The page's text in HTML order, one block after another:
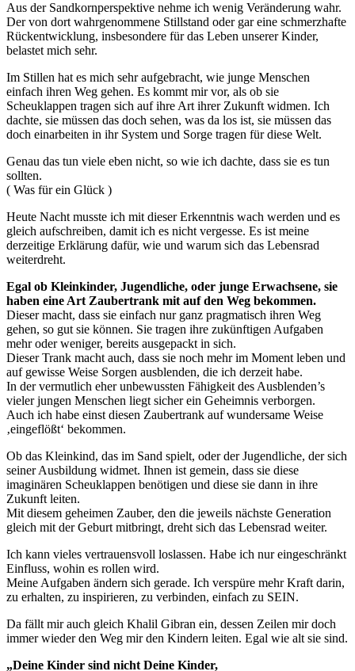
Aus der Sandkornperspektive nehme ich wenig Veränderung wahr.
Der von dort wahrgenommene Stillstand oder gar eine schmerzhafte
Rückentwicklung, insbesondere für das Leben unserer Kinder,
belastet mich sehr.
Im Stillen hat es mich sehr aufgebracht, wie junge Menschen
einfach ihren Weg gehen. Es kommt mir vor, als ob sie
Scheuklappen tragen sich auf ihre Art ihrer Zukunft widmen. Ich
dachte, sie müssen das doch sehen, was da los ist, sie müssen das
doch einarbeiten in ihr System und Sorge tragen für diese Welt.
Genau das tun viele eben nicht, so wie ich dachte, dass sie es tun
sollten.
( Was für ein Glück )
Heute Nacht musste ich mit dieser Erkenntnis wach werden und es
gleich aufschreiben, damit ich es nicht vergesse. Es ist meine
derzeitige Erklärung dafür, wie und warum sich das Lebensrad
weiterdreht.
Egal ob Kleinkinder, Jugendliche, oder junge Erwachsene, sie
haben eine Art Zaubertrank mit auf den Weg bekommen.
Dieser macht, dass sie einfach nur ganz pragmatisch ihren Weg
gehen, so gut sie können. Sie tragen ihre zukünftigen Aufgaben
mehr oder weniger, bereits ausgepackt in sich.
Dieser Trank macht auch, dass sie noch mehr im Moment leben und
auf gewisse Weise Sorgen ausblenden, die ich derzeit habe.
In der vermutlich eher unbewussten Fähigkeit des Ausblenden’s
vieler jungen Menschen liegt sicher ein Geheimnis verborgen.
Auch ich habe einst diesen Zaubertrank auf wundersame Weise
‚eingeflößt‘ bekommen.
Ob das Kleinkind, das im Sand spielt, oder der Jugendliche, der sich
seiner Ausbildung widmet. Ihnen ist gemein, dass sie diese
imaginären Scheuklappen benötigen und diese sie dann in ihre
Zukunft leiten.
Mit diesem geheimen Zauber, den die jeweils nächste Generation
gleich mit der Geburt mitbringt, dreht sich das Lebensrad weiter.
Ich kann vieles vertrauensvoll loslassen. Habe ich nur eingeschränkt
Einfluss, wohin es rollen wird.
Meine Aufgaben ändern sich gerade. Ich verspüre mehr Kraft darin,
zu erhalten, zu inspirieren, zu verbinden, einfach zu SEIN.
Da fällt mir auch gleich Khalil Gibran ein, dessen Zeilen mir doch
immer wieder den Weg mir den Kindern leiten. Egal wie alt sie sind.
„Deine Kinder sind nicht Deine Kinder,